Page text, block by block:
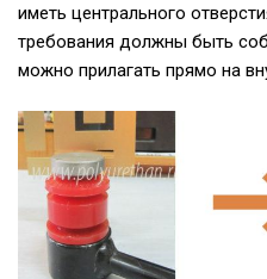
иметь центрального
требования должны быть
можно прилагать прямо на